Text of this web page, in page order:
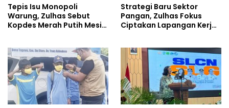
Tepis Isu Monopoli
Warung, Zulhas Sebut
Kopdes Merah Putih Mesin
Strategi Baru Sektor
Pangan, Zulhas Fokus
Ciptakan Lapangan Kerja